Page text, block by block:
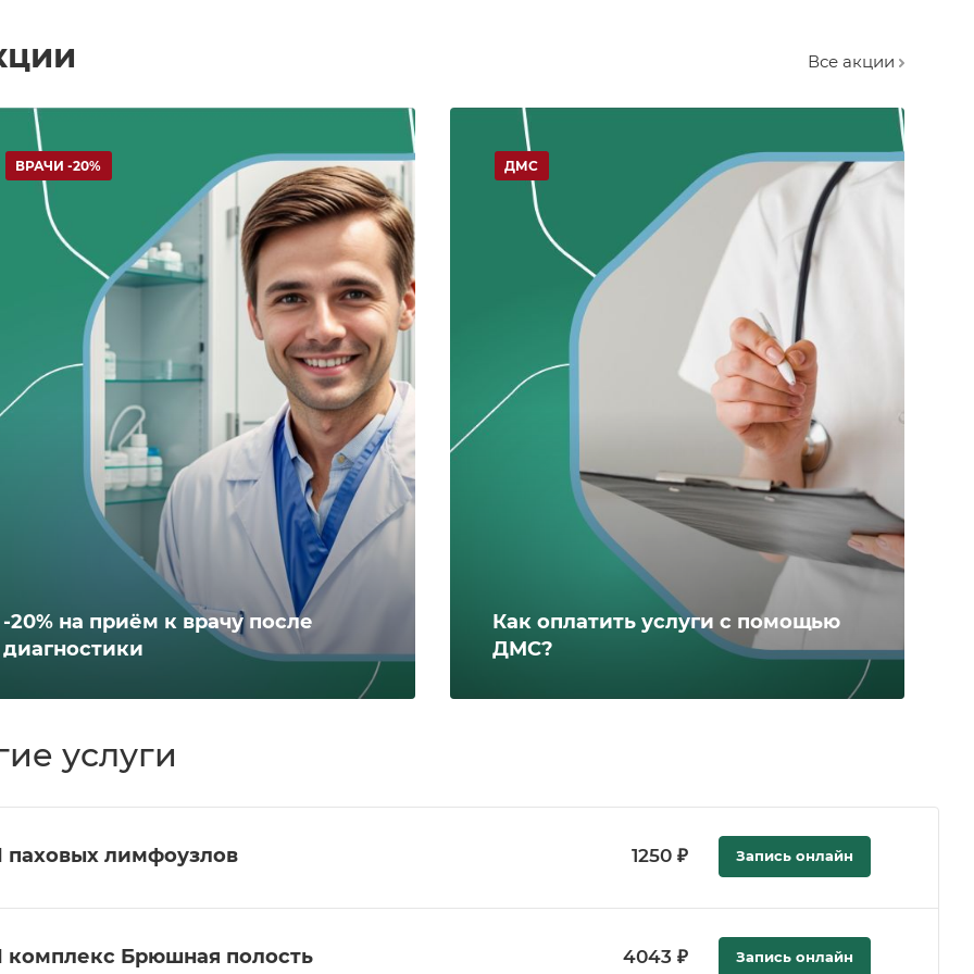
Все акции
-20% на приём к врачу после
диагностики
ВРАЧИ -20%
Как оплатить услуги с помощью
ДМС?
ДМС
услуги
паховых лимфоузлов 1250 ₽ Запись онлайн
комплекс Брюшная полость 4043 ₽ Запись онлайн